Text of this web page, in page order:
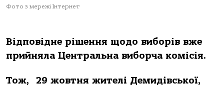
Фото з мережі Інтернет
Відповідне рішення щодо виборів вже
прийняла Центральна виборча комісія.
Тож, 29 жовтня жителі Демидівської,